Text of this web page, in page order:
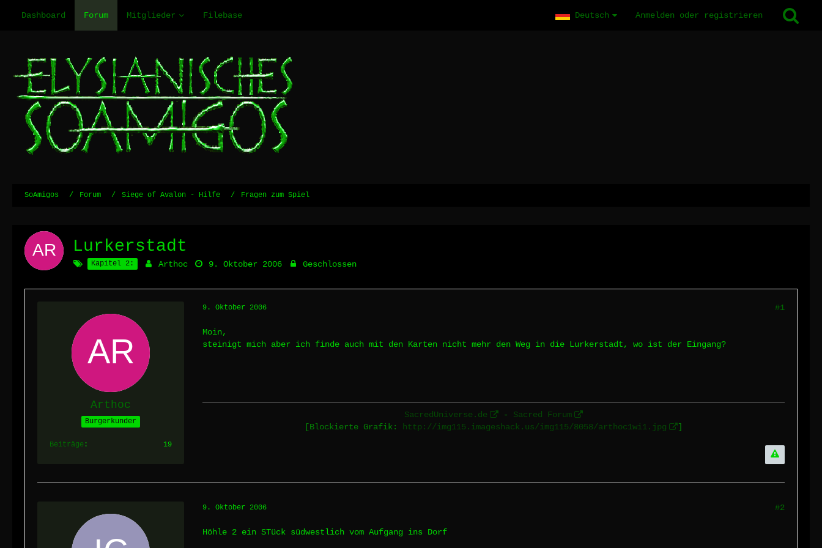
Dashboard Forum Mitglieder Filebase Deutsch Anmelden oder registrieren
SoAmigos Forum Siege of Avalon - Hilfe Fragen zum Spiel
Lurkerstadt
Kapitel 2: Arthoc 9. Oktober 2006 Geschlossen
Arthoc
Burgerkunder
Beiträge 19
9. Oktober 2006 #1
Moin,
steinigt mich aber ich finde auch mit den Karten nicht mehr den Weg in die Lurkerstadt, wo ist der Eingang?
SacredUniverse.de - Sacred Forum
[Blockierte Grafik:
http://img115.imageshack.us/img115/8058/arthoc1wi1.jpg ]
9. Oktober 2006 #2
Höhle 2 ein STück südwestlich vom Aufgang ins Dorf